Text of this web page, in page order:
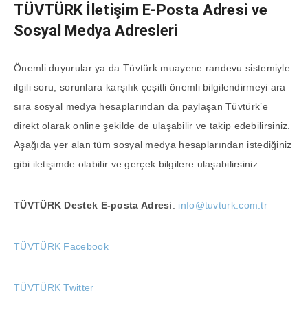
TÜVTÜRK İletişim E-Posta Adresi ve
Sosyal Medya Adresleri
Önemli duyurular ya da Tüvtürk muayene randevu sistemiyle
ilgili soru, sorunlara karşılık çeşitli önemli bilgilendirmeyi ara
sıra sosyal medya hesaplarından da paylaşan Tüvtürk’e
direkt olarak online şekilde de ulaşabilir ve takip edebilirsiniz.
Aşağıda yer alan tüm sosyal medya hesaplarından istediğiniz
gibi iletişimde olabilir ve gerçek bilgilere ulaşabilirsiniz.
TÜVTÜRK Destek E-posta Adresi: info@tuvturk.com.tr
TÜVTÜRK Facebook
TÜVTÜRK Twitter